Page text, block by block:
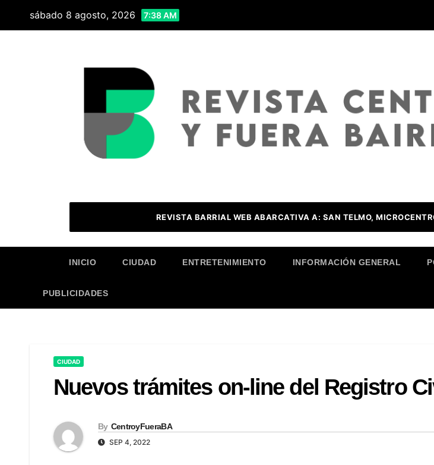
sábado 8 agosto, 2026 7:38 AM
REVISTA BARRIAL WEB ABARCATIVA A: SAN TELMO,
INICIO CIUDAD ENTRETENIMIENTO INFORMACIÓN GENERAL
PUBLICIDADES
CIUDAD
Nuevos trámites on-line del Registro
By CentroyFueraBA
SEP 4, 2022